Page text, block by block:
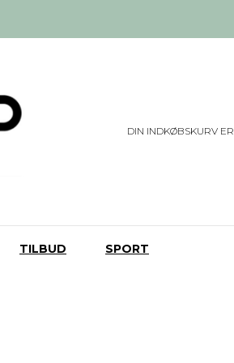
DIN INDKØBSKURV
TILBUD SPORT